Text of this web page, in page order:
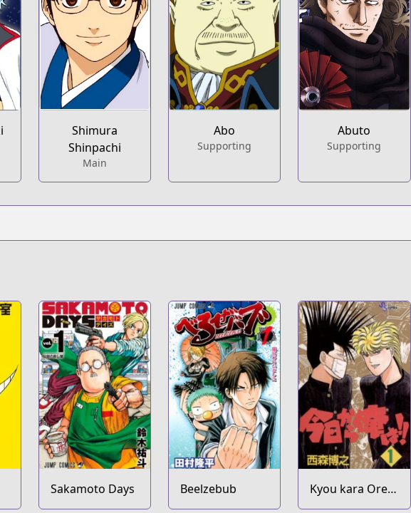
Shimura
Shinpachi
Main
Abo
Supporting
Abuto
Supporting
Sakamoto Days Beelzebub
Kyou kara Ore
wa!!